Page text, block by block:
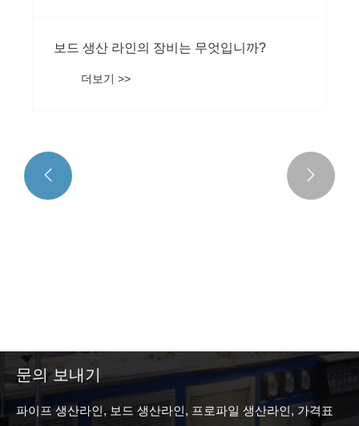
보드 생산 라인의 장비는 무엇입니까?
더보기 >>
 
문의 보내기
파이프 생산라인, 보드 생산라인, 프로파일 생산라인, 가격표